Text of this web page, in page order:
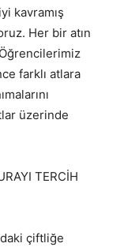
kavramış
Her bir atın
farklı atlara
üzerinde
TERCİH
çiftliğe